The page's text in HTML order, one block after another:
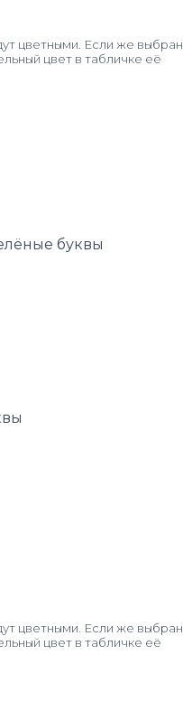
цветными. Если же выбран
цвет в табличке её
буквы
цветными. Если же выбран
цвет в табличке её